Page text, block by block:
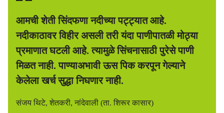
आमची शेती सिंदफणा नदीच्या पट्ट्यात आहे.
नदीकाठावर विहीर असली तरी यंदा पाणीपातळी मोठ्या
प्रमाणात घटली आहे. त्यामुळे सिंचनासाठी पुरेसे पाणी
मिळत नाही. पाण्याअभावी ऊस पिक करपून गेल्याने
केलेला खर्च सुद्धा निघणार नाही.
संजय थिटे, शेतकरी, नांदेवाली (ता. शिरूर कासार)